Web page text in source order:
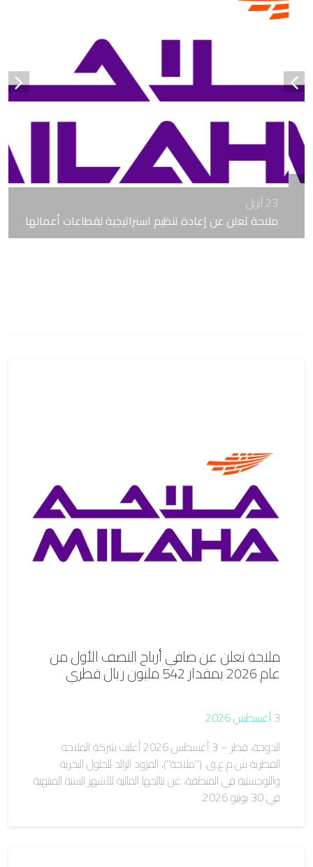
23 أبريل
ملاحة تعلن عن إعادة تنظيم استراتيجية لقطاعات أعمالها
ملاحة تعلن عن صافي أرباح النصف الأول من
عام 2026 بمقدار 542 مليون ريال قطري
3 أغسطس 2026
الدوحة، قطر – 3 أغسطس 2026 أعلنت شركة الملاحة
القطرية ش.م.ع.ق. ("ملاحة")، المزود الرائد للحلول البحرية
واللوجستية في المنطقة، عن نتائجها المالية للأشهر الستة المنتهية
في 30 يونيو 2026.